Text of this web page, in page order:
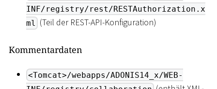
INF/registry/rest/RESTAuthorization.x
ml (Teil der REST-API-Konfiguration)
Kommentardaten
<Tomcat>/webapps/ADONIS14_x/WEB-